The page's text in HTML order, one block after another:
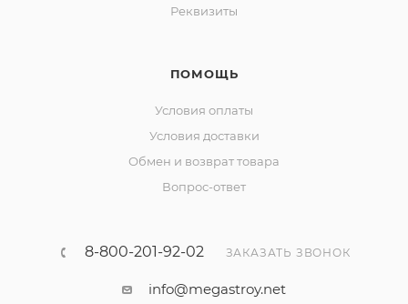
Реквизиты
ПОМОЩЬ
Условия оплаты
Условия доставки
Обмен и возврат товара
Вопрос-ответ
8-800-201-92-02 ЗАКАЗАТЬ ЗВОНОК
info@megastroy.net